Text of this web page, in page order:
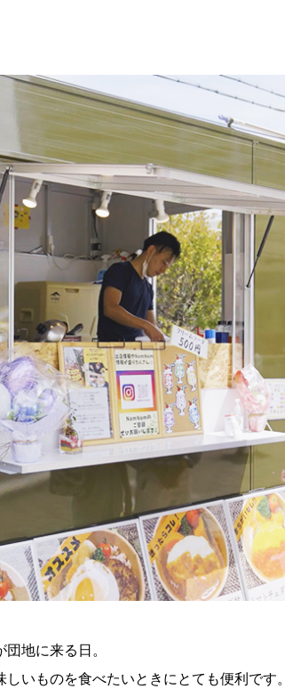
地に来る日。
いものを食べたいときにとても便利です。